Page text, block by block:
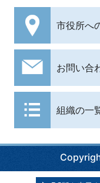
市役所へ
お問い合
組織の一